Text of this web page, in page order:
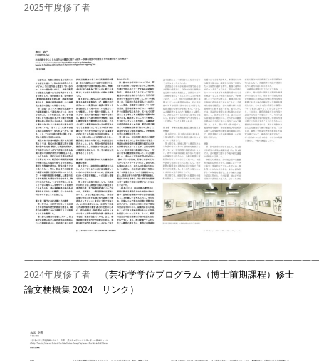
2025年度修了者
2024年度修了者 （芸術学学位プログラム（博士前期課程）修士
論文梗概集 2024 リンク）